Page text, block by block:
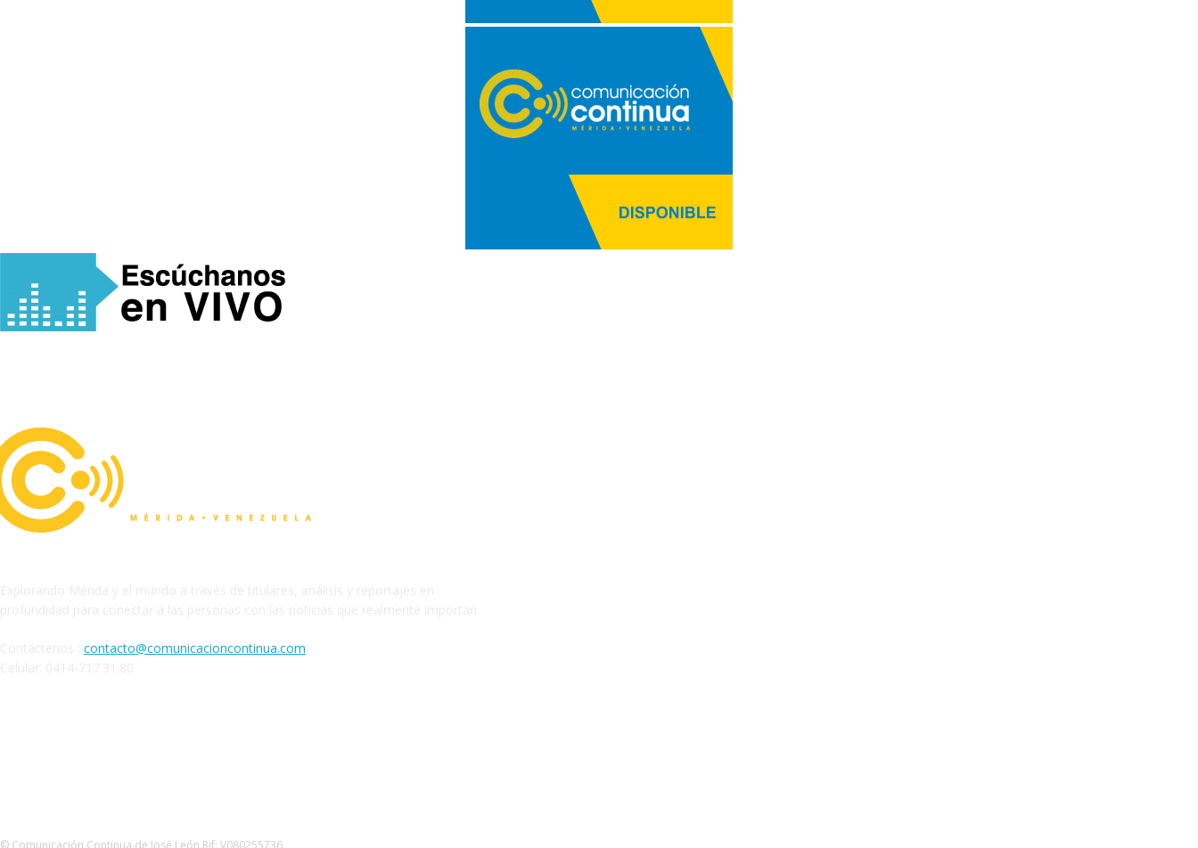
contacto@comunicacioncontinua.com
© Comunicación Continua de José León Rif: V080255736